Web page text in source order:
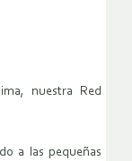
nuestra Red
a las pequeñas